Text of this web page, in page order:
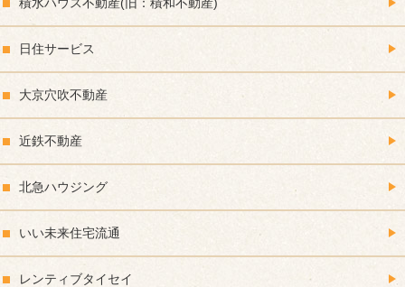
日住サービス
大京穴吹不動産
近鉄不動産
北急ハウジング
いい未来住宅流通
レンティブタイセイ